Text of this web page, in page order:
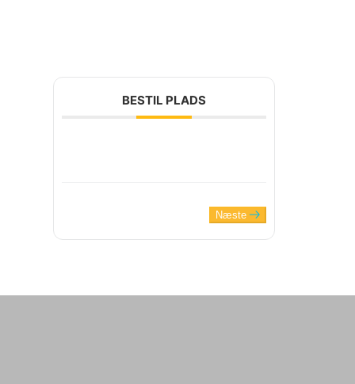
BESTIL PLADS
Næste